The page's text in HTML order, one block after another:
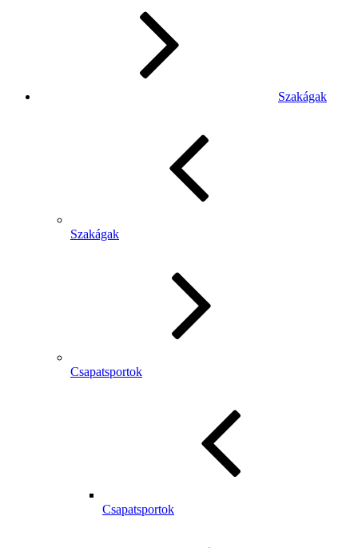
Szakágak
Szakágak
Csapatsportok
Csapatsportok